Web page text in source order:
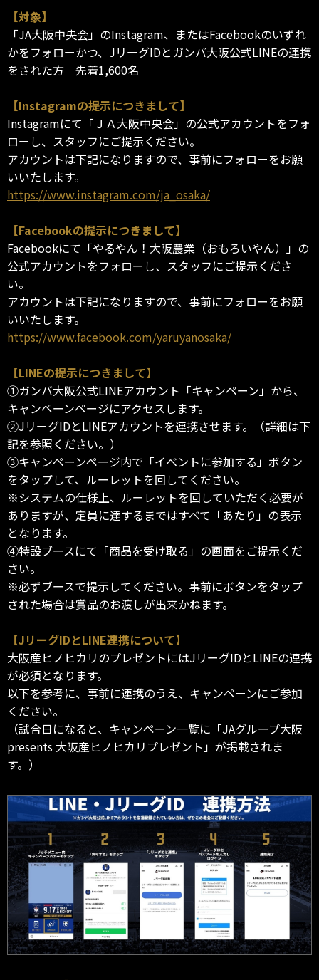
【対象】
「JA大阪中央会」のInstagram、またはFacebookのいずれ
かをフォローかつ、JリーグIDとガンバ大阪公式LINEの連携
をされた方 先着1,600名
【Instagramの提示につきまして】
Instagramにて「ＪＡ大阪中央会」の公式アカウントをフォ
ローし、スタッフにご提示ください。
アカウントは下記になりますので、事前にフォローをお願
いいたします。
https://www.instagram.com/ja_osaka/
【Facebookの提示につきまして】
Facebookにて「やるやん！大阪農業（おもろいやん）」の
公式アカウントをフォローし、スタッフにご提示くださ
い。
アカウントは下記になりますので、事前にフォローをお願
いいたします。
https://www.facebook.com/yaruyanosaka/
【LINEの提示につきまして】
①ガンバ大阪公式LINEアカウント「キャンペーン」から、
キャンペーンページにアクセスします。
②JリーグIDとLINEアカウントを連携させます。（詳細は下
記を参照ください。）
③キャンペーンページ内で「イベントに参加する」ボタン
をタップして、ルーレットを回してください。
※システムの仕様上、ルーレットを回していただく必要が
ありますが、定員に達するまではすべて「あたり」の表示
となります。
④特設ブースにて「商品を受け取る」の画面をご提示くだ
さい。
※必ずブースで提示してください。事前にボタンをタップ
された場合は賞品のお渡しが出来かねます。
【JリーグIDとLINE連携について】
大阪産ヒノヒカリのプレゼントにはJリーグIDとLINEの連携
が必須となります。
以下を参考に、事前に連携のうえ、キャンペーンにご参加
ください。
（試合日になると、キャンペーン一覧に「JAグループ大阪
presents 大阪産ヒノヒカリプレゼント」が掲載されま
す。）